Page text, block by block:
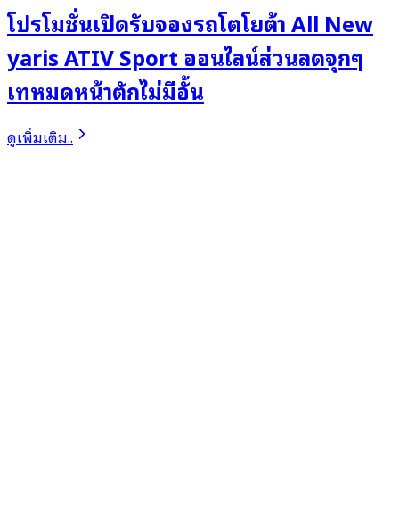
โปรโมชั่นเปิดรับจองรถโตโยต้า All New
yaris ATIV Sport ออนไลน์ส่วนลดจุกๆ
เทหมดหน้าตักไม่มีอั้น
ดูเพิ่มเติม..